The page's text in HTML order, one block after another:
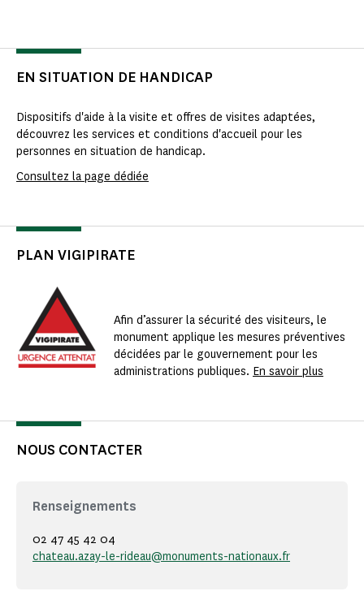
EN SITUATION DE HANDICAP
Dispositifs d'aide à la visite et offres de visites adaptées,
découvrez les services et conditions d'accueil pour les
personnes en situation de handicap.
Consultez la page dédiée
PLAN VIGIPIRATE
Afin d’assurer la sécurité des visiteurs, le
monument applique les mesures préventives
décidées par le gouvernement pour les
administrations publiques. En savoir plus
NOUS CONTACTER
Renseignements
02 47 45 42 04
chateau.azay-le-rideau@monuments-nationaux.fr